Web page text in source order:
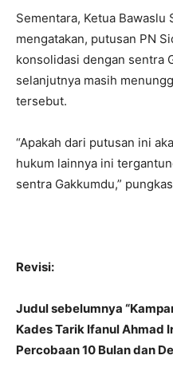
Sementara, Ketua
mengatakan, putusan PN
konsolidasi dengan sentra
selanjutnya masih
tersebut.
“Apakah dari putusan ini
hukum lainnya ini
sentra Gakkumdu,”
Revisi:
Judul sebelumnya
Kades Tarik Ifanul Ahmad
Percobaan 10 Bulan dan